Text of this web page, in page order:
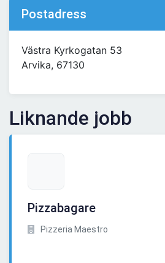
Postadress
Västra Kyrkogatan 53
Arvika, 67130
Liknande jobb
Pizzabagare
Pizzeria Maestro